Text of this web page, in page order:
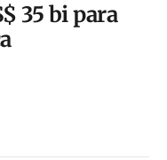
35 bi para